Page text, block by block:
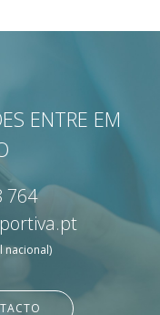
ENTRE EM
764
nacional)